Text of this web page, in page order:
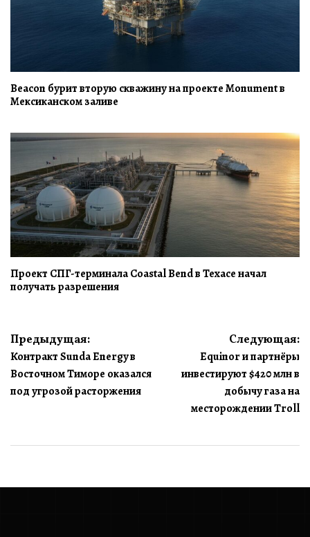
Beacon бурит вторую скважину на проекте Monument в
Мексиканском заливе
Проект СПГ-терминала Coastal Bend в Техасе начал
получать разрешения
Навигация
по
записям
Предыдущая:
Контракт Sunda Energy в
Восточном Тиморе оказался
под угрозой расторжения
Следующая:
Equinor и партнёры
инвестируют $420 млн в
добычу газа на
месторождении Troll